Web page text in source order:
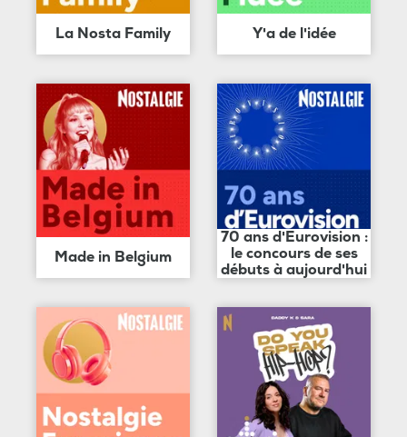
La Nosta Family Y'a de l'idée
Made in Belgium
70 ans d'Eurovision :
le concours de ses
débuts à aujourd'hui